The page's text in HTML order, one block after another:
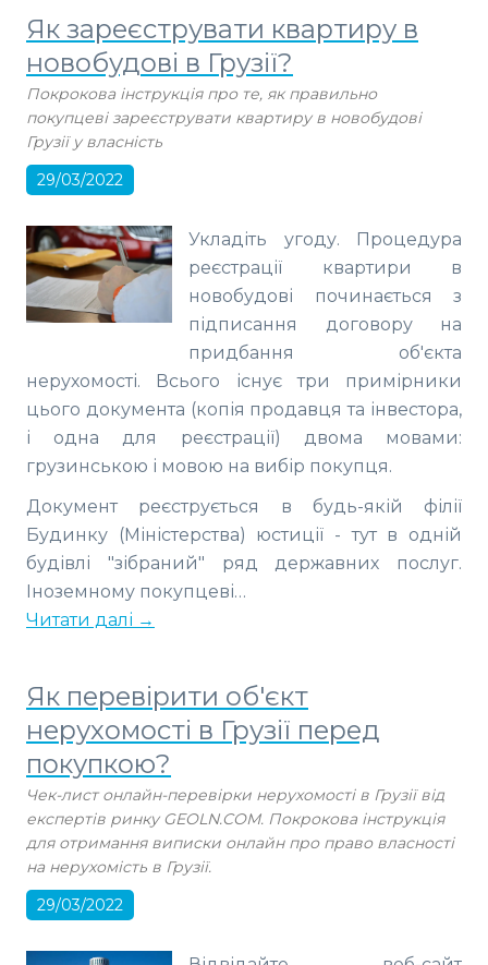
Як зареєструвати квартиру в
новобудові в Грузії?
Покрокова інструкція про те, як правильно
покупцеві зареєструвати квартиру в новобудові
Грузії у власність
29/03/2022
Укладіть угоду. Процедура
реєстрації квартири в
новобудові починається з
підписання договору на
придбання об'єкта
нерухомості. Всього існує три примірники
цього документа (копія продавця та інвестора,
і одна для реєстрації) двома мовами:
грузинською і мовою на вибір покупця.
Документ реєструється в будь-якій філії
Будинку (Міністерства) юстиції - тут в одній
будівлі "зібраний" ряд державних послуг.
Іноземному покупцеві…
Читати далі →
Як перевірити об'єкт
нерухомості в Грузії перед
покупкою?
Чек-лист онлайн-перевірки нерухомості в Грузії від
експертів ринку GEOLN.COM. Покрокова інструкція
для отримання виписки онлайн про право власності
на нерухомість в Грузії.
29/03/2022